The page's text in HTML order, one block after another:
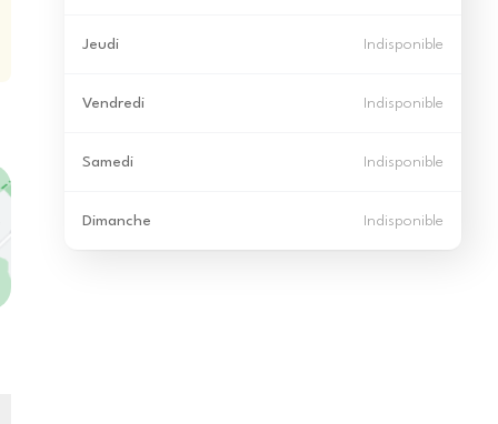
Jeudi Indisponible
Vendredi Indisponible
Samedi Indisponible
Dimanche Indisponible